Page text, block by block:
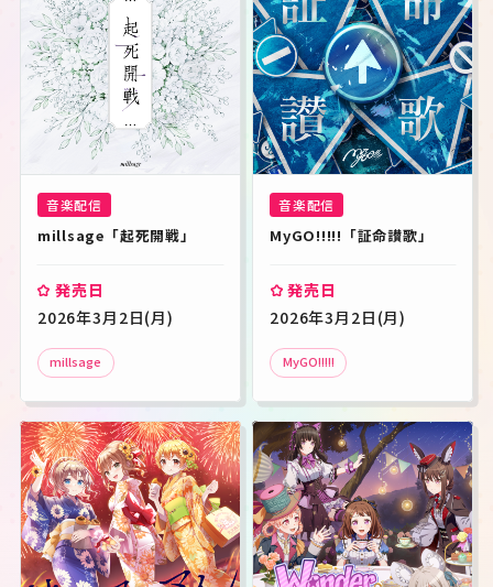
音楽配信
millsage「起死開戦」
発売日
2026年3月2日(月)
millsage
音楽配信
MyGO!!!!!「証命讃歌」
発売日
2026年3月2日(月)
MyGO!!!!!